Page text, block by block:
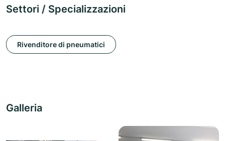
Settori / Specializzazioni
Rivenditore di pneumatici
Galleria